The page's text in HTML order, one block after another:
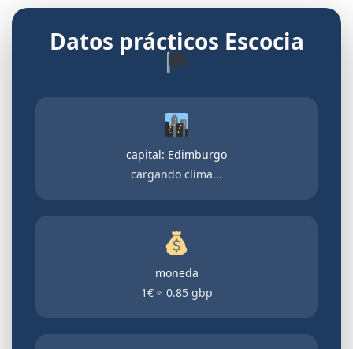
Datos prácticos Escocia
capital: Edimburgo
cargando clima...
moneda
1€ ≈ 0.85 gbp